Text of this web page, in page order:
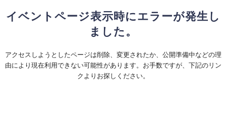
イベントページ表示時にエラーが発生し
ました。
アクセスしようとしたページは削除、変更されたか、公開準備中などの理
由により現在利用できない可能性があります。お手数ですが、下記のリン
クよりお探しください。